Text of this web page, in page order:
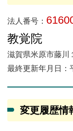
法人番号：
教覚院
滋賀県米原市藤川
最終更新年月日：
変更履歴情